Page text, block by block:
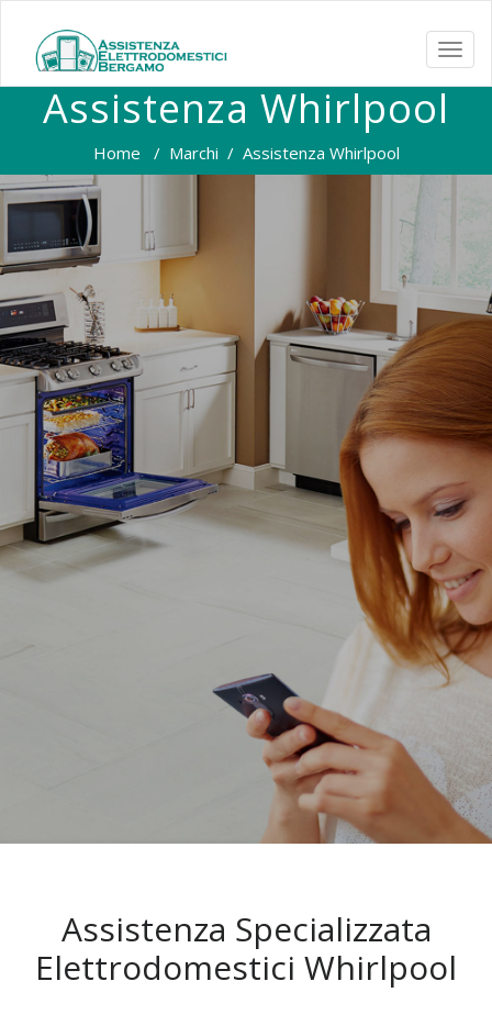
Assistenza Whirlpool
Home / Marchi / Assistenza Whirlpool
Assistenza Specializzata
Elettrodomestici Whirlpool